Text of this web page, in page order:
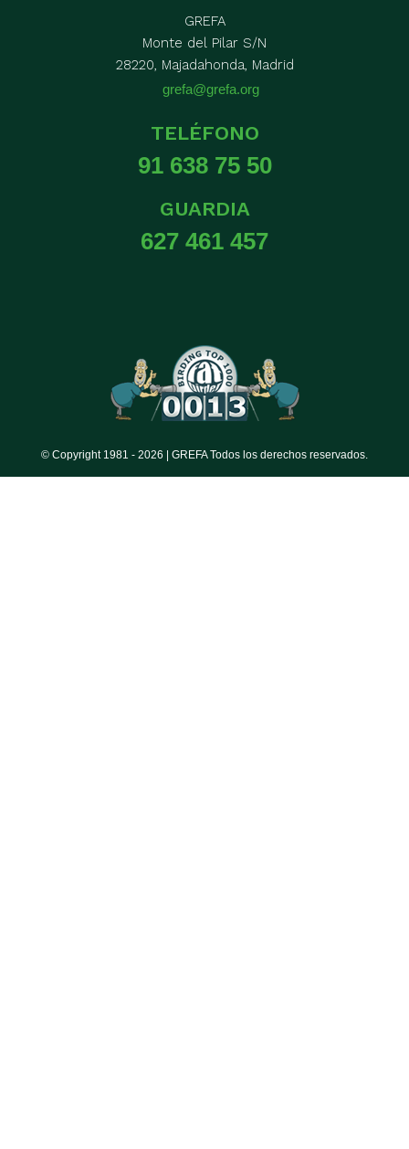
GREFA
Monte del Pilar S/N
28220, Majadahonda, Madrid
grefa@grefa.org
TELÉFONO
91 638 75 50
GUARDIA
627 461 457
© Copyright 1981 - 2026 | GREFA Todos los derechos reservados.